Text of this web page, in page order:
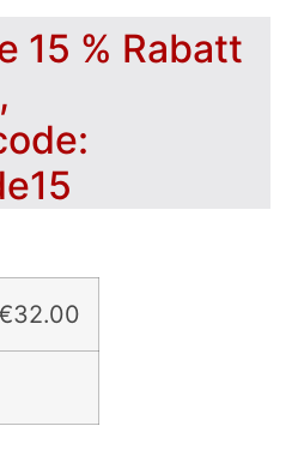
15 % Rabatt
32.00